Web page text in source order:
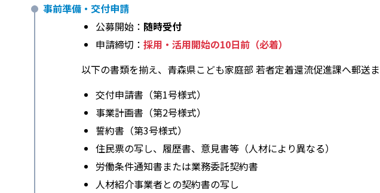
事前準備・交付申請
公募開始： 随時受付
申請締切： 採用・活用開始の10日前（必着）
以下の書類を揃え、青森県こども家庭部 若者定着還流促進課へ郵送
交付申請書（第1号様式）
事業計画書（第2号様式）
誓約書（第3号様式）
住民票の写し、履歴書、意見書等（人材により異なる）
労働条件通知書または業務委託契約書
人材紹介事業者との契約書の写し